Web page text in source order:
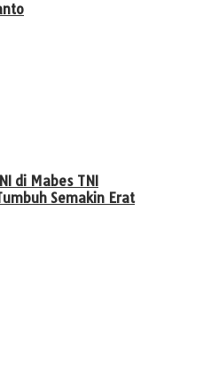
di Mabes TNI
Semakin Erat